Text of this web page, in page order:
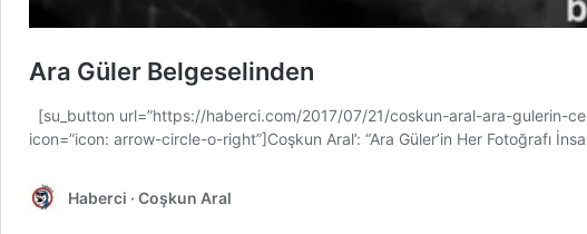
Ara Güler Belgeselinden
[su_button url=”https://haberci.com/2017/07/21/coskun-aral-ara-gulerin-
icon=”icon: arrow-circle-o-right”]Coşkun Aral’: “Ara Güler’in Her Fotoğrafı
Haberci · Coşkun Aral